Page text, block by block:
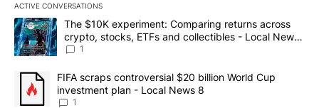
ACTIVE CONVERSATIONS
The following is a list of the most commented articles in the last
A trending article titled "The $10K experiment: Comparing
The $10K experiment: Comparing returns across
crypto, stocks, ETFs and collectibles - Local News
8
1
A trending article titled "FIFA scraps controversial $20 billion
FIFA scraps controversial $20 billion World Cup
investment plan - Local News 8
1